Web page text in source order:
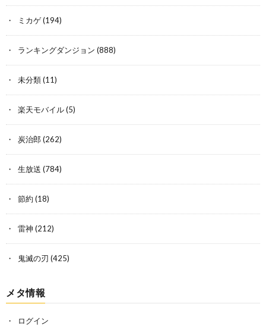
ミカゲ(194)
ランキングダンジョン (888)
未分類(11)
楽天モバイル(5)
炭治郎 (262)
生放送 (784)
節約 (18)
雷神 (212)
鬼滅の刃 (425)
メタ情報
ログイン